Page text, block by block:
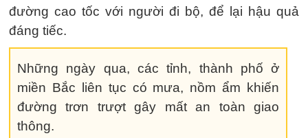
đường cao tốc với người đi bộ, để lại hậu quả
đáng tiếc.
Những ngày qua, các tỉnh, thành phố ở
miền Bắc liên tục có mưa, nồm ẩm khiến
đường trơn trượt gây mất an toàn giao
thông.